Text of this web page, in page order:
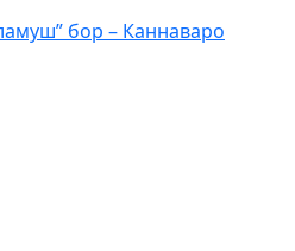
бор – Каннаваро